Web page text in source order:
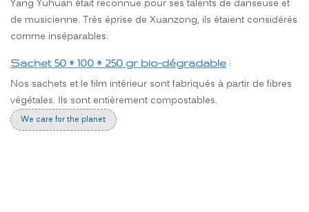
Yang Yuhuan était reconnue pour ses talents de danseuse et
de musicienne. Très éprise de Xuanzong, ils étaient considérés
comme inséparables.
Sachet 50 * 100 * 250 gr bio-dégradable :
Nos sachets et le film intérieur sont fabriqués à partir de fibres
végétales. Ils sont entièrement compostables.
We care for the planet